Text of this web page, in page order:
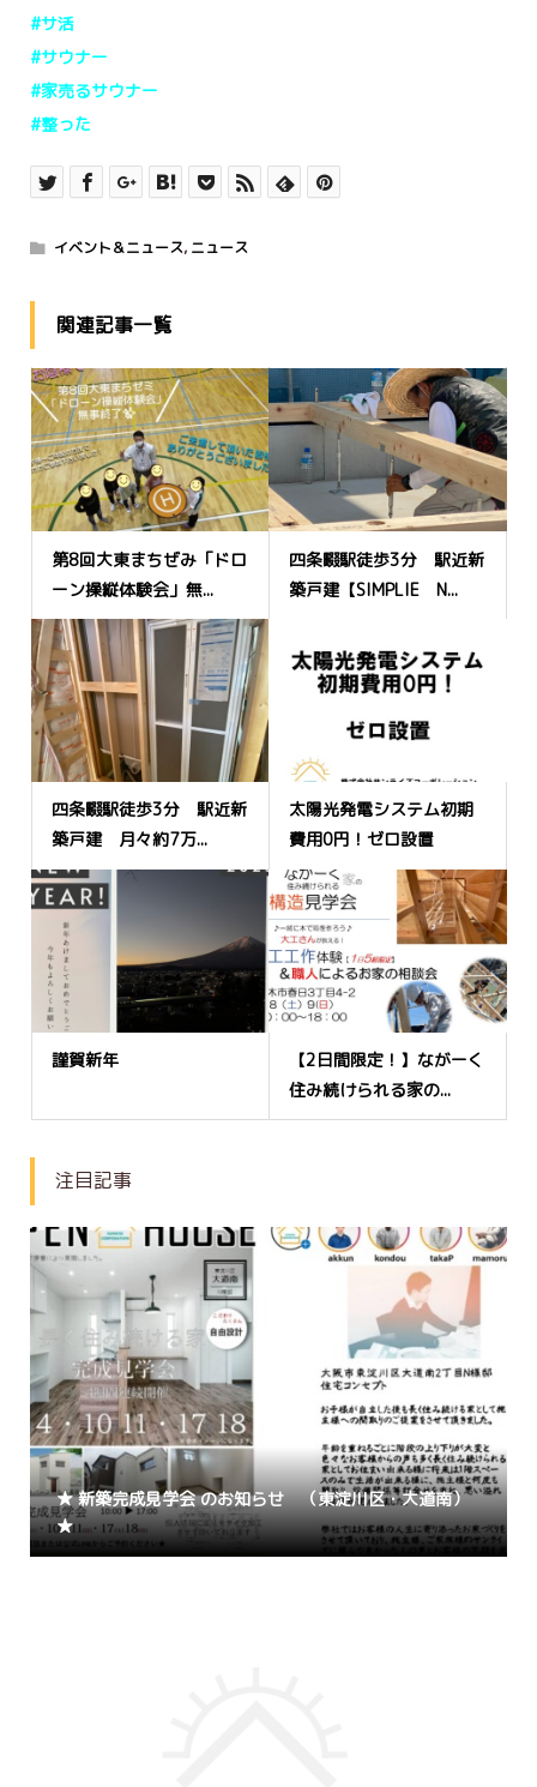
#サ活
#サウナー
#家売るサウナー
#整った
イベント＆ニュース, ニュース
関連記事一覧
第8回大東まちぜみ「ドロ
ーン操縦体験会」無...
四条畷駅徒歩3分 駅近新
築戸建【SIMPLIE N...
四条畷駅徒歩3分 駅近新
築戸建 月々約7万...
太陽光発電システム初期
費用0円！ゼロ設置
謹賀新年
【2日間限定！】ながーく
住み続けられる家の...
注目記事
★ 新築完成見学会 のお知らせ （東淀川区・大道南）
★